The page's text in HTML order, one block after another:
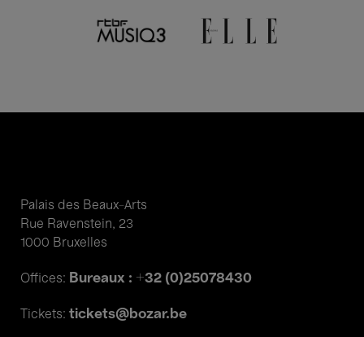
Palais des Beaux-Arts
Rue Ravenstein, 23
1000 Bruxelles
Offices: Bureaux : +32 (0)25078430
Tickets: tickets@bozar.be